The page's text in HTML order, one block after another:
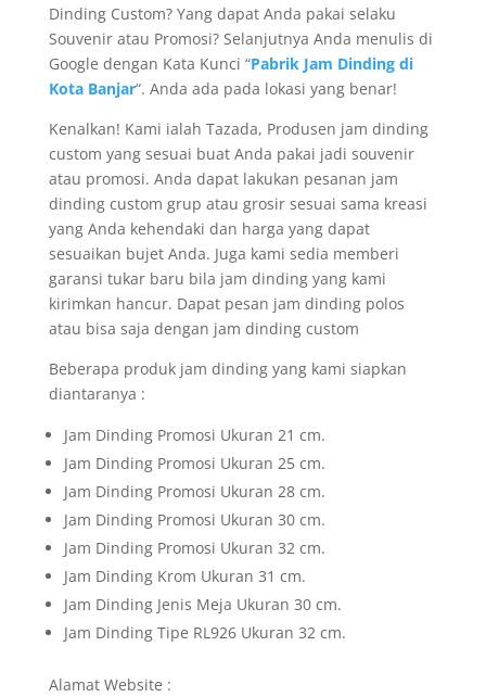
Dinding Custom? Yang dapat Anda pakai selaku
Souvenir atau Promosi? Selanjutnya Anda menulis di
Google dengan Kata Kunci “Pabrik Jam Dinding di
Kota Banjar“. Anda ada pada lokasi yang benar!
Kenalkan! Kami ialah Tazada, Produsen jam dinding
custom yang sesuai buat Anda pakai jadi souvenir
atau promosi. Anda dapat lakukan pesanan jam
dinding custom grup atau grosir sesuai sama kreasi
yang Anda kehendaki dan harga yang dapat
sesuaikan bujet Anda. Juga kami sedia memberi
garansi tukar baru bila jam dinding yang kami
kirimkan hancur. Dapat pesan jam dinding polos
atau bisa saja dengan jam dinding custom
Beberapa produk jam dinding yang kami siapkan
diantaranya :
Jam Dinding Promosi Ukuran 21 cm.
Jam Dinding Promosi Ukuran 25 cm.
Jam Dinding Promosi Ukuran 28 cm.
Jam Dinding Promosi Ukuran 30 cm.
Jam Dinding Promosi Ukuran 32 cm.
Jam Dinding Krom Ukuran 31 cm.
Jam Dinding Jenis Meja Ukuran 30 cm.
Jam Dinding Tipe RL926 Ukuran 32 cm.
Alamat Website :